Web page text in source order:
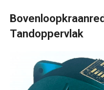
Tandoppervlak